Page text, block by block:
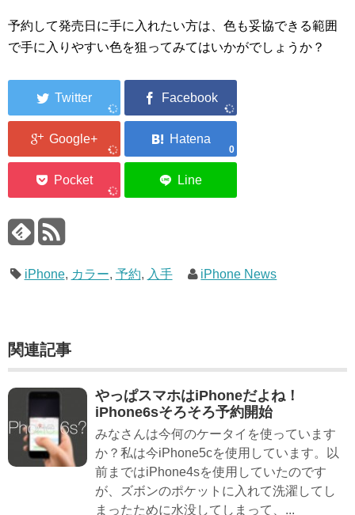
予約して発売日に手に入れたい方は、色も妥協できる範囲
で手に入りやすい色を狙ってみてはいかがでしょうか？
0
iPhone, カラー, 予約, 入手 iPhone News
関連記事
やっぱスマホはiPhoneだよね！
iPhone6sそろそろ予約開始
みなさんは今何のケータイを使っています
か？私は今iPhone5cを使用しています。以
前まではiPhone4sを使用していたのです
が、ズボンのポケットに入れて洗濯してし
まったために水没してしまって、...